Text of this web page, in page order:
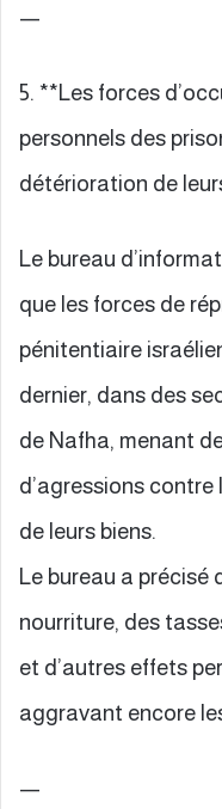
—
5. **Les forces
personnels des
détérioration de
Le bureau
que les forces de
pénitentiaire
dernier, dans des
de Nafha, menant
d’agressions
de leurs biens.
Le bureau a précisé
nourriture, des
et d’autres effets
aggravant encore
—